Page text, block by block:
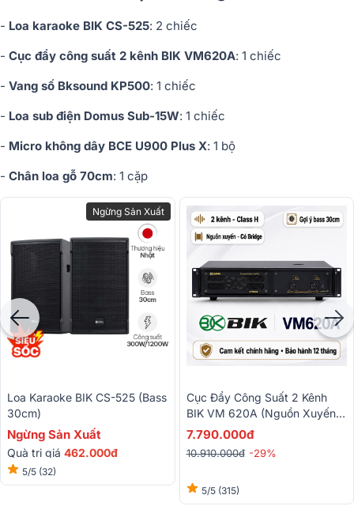
- Loa karaoke BIK CS-525: 2 chiếc
- Cục đẩy công suất 2 kênh BIK VM620A: 1 chiếc
- Vang số Bksound KP500: 1 chiếc
- Loa sub điện Domus Sub-15W: 1 chiếc
- Micro không dây BCE U900 Plus X: 1 bộ
- Chân loa gỗ 70cm: 1 cặp
Ngừng Sản Xuất
Loa Karaoke BIK CS-525 (bass
30cm)
Ngừng Sản Xuất
Quà trị giá 462.000đ
5/5 (32)
Cục Đẩy Công Suất 2 Kênh
BIK VM 620A (Nguồn Xuyến,
Class H, 600W)
7.790.000đ
10.910.000đ -29%
5/5 (315)